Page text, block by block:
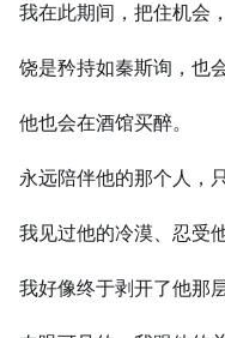
我在此期间，把住机会
饶是矜持如秦斯询，也
他也会在酒馆买醉。
永远陪伴他的那个人，
我见过他的冷漠、忍受
我好像终于剥开了他那